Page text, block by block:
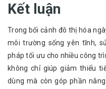
Kết luận
Trong bối cảnh đô thị hóa
môi trường sống yên tĩnh,
pháp tối ưu cho nhiều công
không chỉ giúp giảm thiểu
dùng mà còn góp phần